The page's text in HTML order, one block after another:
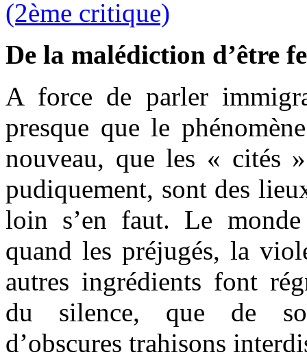
De la malédiction d’être
A force de parler
presque que le
nouveau, que les « cités
pudiquement, sont des
loin s’en faut. Le
quand les préjugés, la
autres ingrédients font
du silence, que de
d’obscures trahisons